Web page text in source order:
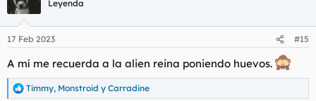
Leyenda
17 Feb 2023 #15
A mí me recuerda a la alien reina poniendo huevos.
R
Timmy, Monstroid y Carradine